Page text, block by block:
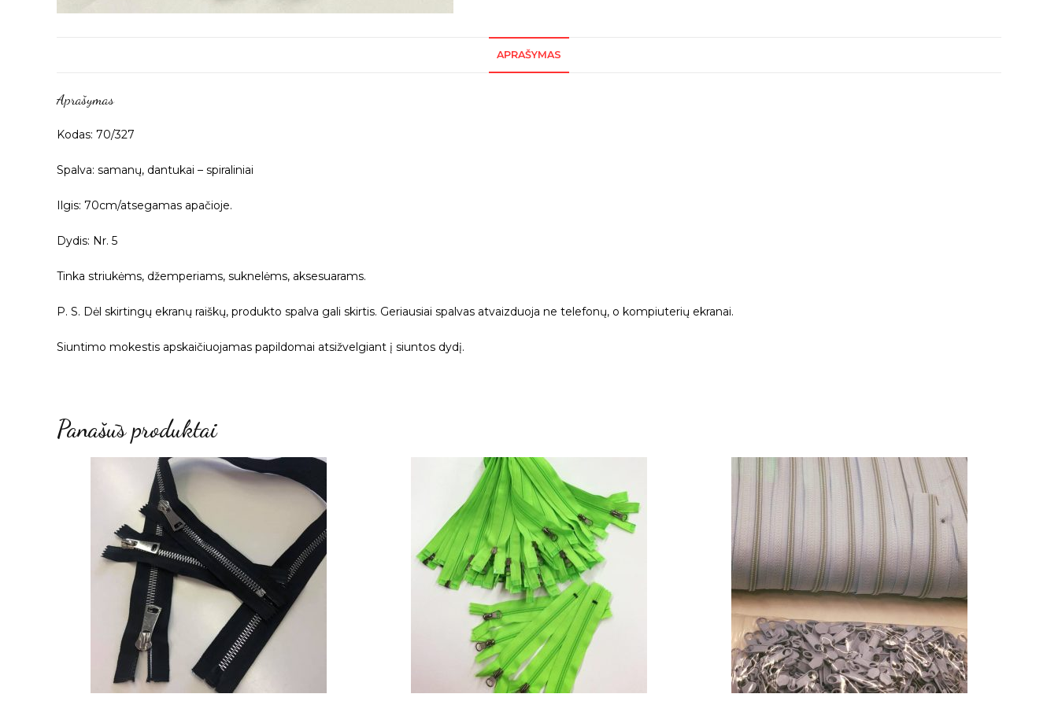
APRAŠYMAS
Aprašymas
Kodas: 70/327
Spalva: samanų, dantukai – spiraliniai
Ilgis: 70cm/atsegamas apačioje.
Dydis: Nr. 5
Tinka striukėms, džemperiams, suknelėms, aksesuarams.
P. S. Dėl skirtingų ekranų raiškų, produkto spalva gali skirtis. Geriausiai spalvas atvaizduoja ne telefonų, o kompiuterių ekranai.
Siuntimo mokestis apskaičiuojamas papildomai atsižvelgiant į siuntos dydį.
Panašūs produktai